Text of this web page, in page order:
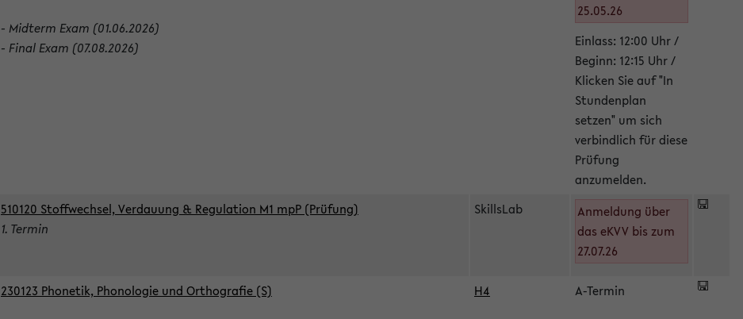
- Midterm Exam (01.06.2026)
- Final Exam (07.08.2026)
25.05.26
Einlass: 12:00 Uhr /
Beginn: 12:15 Uhr /
Klicken Sie auf "In
Stundenplan
setzen" um sich
verbindlich für diese
Prüfung
anzumelden.
510120 Stoffwechsel, Verdauung & Regulation M1 mpP (Prüfung)
1. Termin
SkillsLab
Anmeldung über
das eKVV bis zum
27.07.26
230123 Phonetik, Phonologie und Orthografie (S) H4 A-Termin